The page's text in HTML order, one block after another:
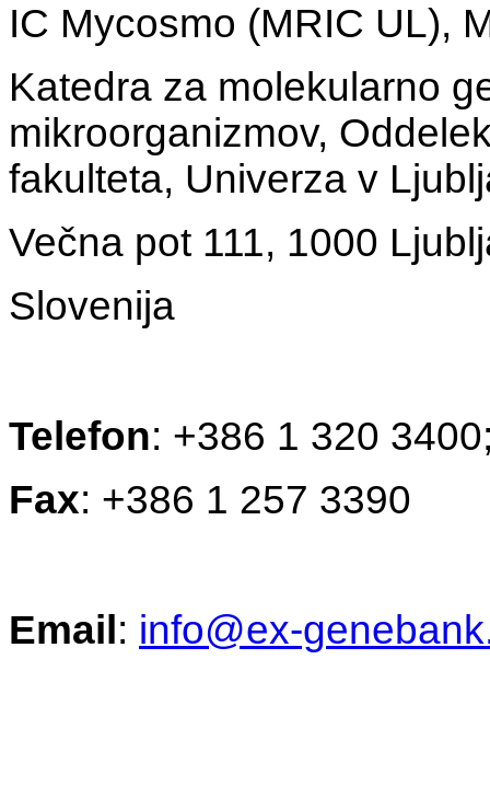
IC Mycosmo (MRIC UL),
Katedra za molekularno
mikroorganizmov,
fakulteta, Univerza v
Večna pot 111, 1000
Slovenija
Telefon: +386 1 320
Fax: +386 1 257 3390
Email: info@ex-